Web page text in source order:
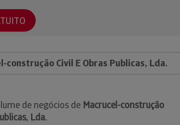
construção Civil E Obras Publicas, Lda.
de negócios de Macrucel-construção
Lda.